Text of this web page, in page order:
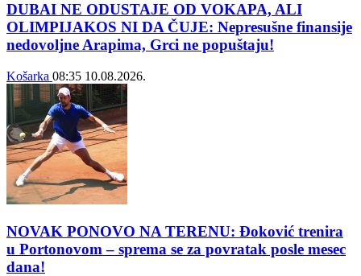
DUBAI NE ODUSTAJE OD VOKAPA, ALI
OLIMPIJAKOS NI DA ČUJE: Nepresušne finansije
nedovoljne Arapima, Grci ne popuštaju!
Košarka 08:35 10.08.2026.
NOVAK PONOVO NA TERENU: Đoković trenira
u Portonovom – sprema se za povratak posle mesec
dana!